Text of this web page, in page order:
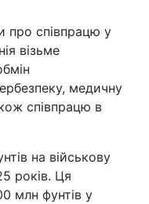
про співпрацю у
візьме
медичну
співпрацю в
на військову
років. Ця
млн фунтів у